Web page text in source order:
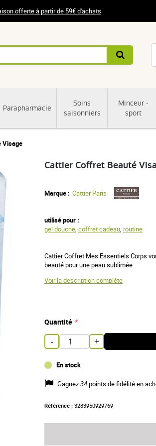
offerte à partir de 59€ d'achats
Parapharmacie
Soins
saisonniers
Minceur -
sport
Visage
Cattier Coffret Beauté
Marque : Cattier Paris
utilisé pour :
gel douche, coffret cadeau, routine
Cattier Coffret Mes Essentiels Corps
beauté pour une peau sublimée.
Voir la description complète
Quantité
- +
En stock
Référence : 3283950929769
Gagnez34points de fidélité en